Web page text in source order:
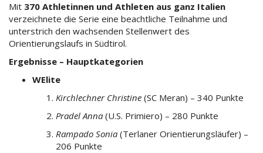
Mit 370 Athletinnen und Athleten aus ganz Italien
verzeichnete die Serie eine beachtliche Teilnahme und
unterstrich den wachsenden Stellenwert des
Orientierungslaufs in Südtirol.
Ergebnisse – Hauptkategorien
WElite
Kirchlechner Christine (SC Meran) – 340 Punkte
Pradel Anna (U.S. Primiero) – 280 Punkte
Rampado Sonia (Terlaner Orientierungsläufer) –
206 Punkte